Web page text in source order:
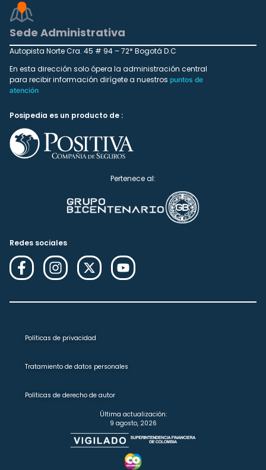
Sede Administrativa
Autopista Norte Cra. 45 # 94 – 72* Bogotá D.C
En esta dirección solo ópera la administración central
para recibir información dirígete a nuestros puntos de
atención
Posipedia es un producto de :
Pertenece al:
Redes sociales
Políticas de privacidad
Tratamiento de datos personales
Políticas de derecho de autor
Última actualización:
9 agosto, 2026